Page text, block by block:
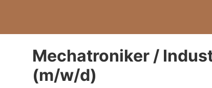
Mechatroniker /
(m/w/d)